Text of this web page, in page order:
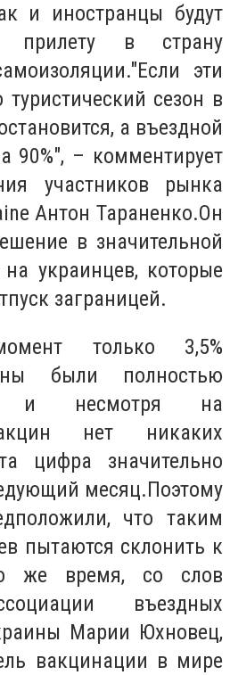
и иностранцы будут
прилету в страну
эти
сезон в
а въездной
90%", – комментирует
участников рынка
Антон Тараненко.Он
в значительной
украинцев, которые
заграницей.
только 3,5%
были полностью
и несмотря на
нет никаких
цифра значительно
месяц.Поэтому
что таким
пытаются склонить к
же время, со слов
въездных
Марии Юхновец,
вакцинации в мире